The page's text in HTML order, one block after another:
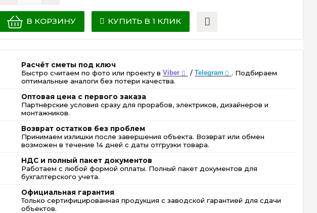
В КОРЗИНУ КУПИТЬ В 1 КЛИК
Расчёт сметы под ключ
Быстро считаем по фото или проекту вViber / Telegram
. Подбираем
оптимальные аналоги без потери качества.
Оптовая цена с первого заказа
Партнёрские условия сразу для прорабов, электриков, дизайнеров и
монтажников.
Возврат остатков без проблем
Принимаем излишки после завершения объекта. Возврат или обмен
возможен в течение 14 дней с даты отгрузки товара.
НДС и полный пакет документов
Работаем с любой формой оплаты. Полный пакет документов для
бухгалтерского учета.
Официальная гарантия
Только сертифицированная продукция с заводской гарантией для сдачи
объектов.